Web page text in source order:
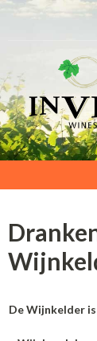
De Wijnkelder